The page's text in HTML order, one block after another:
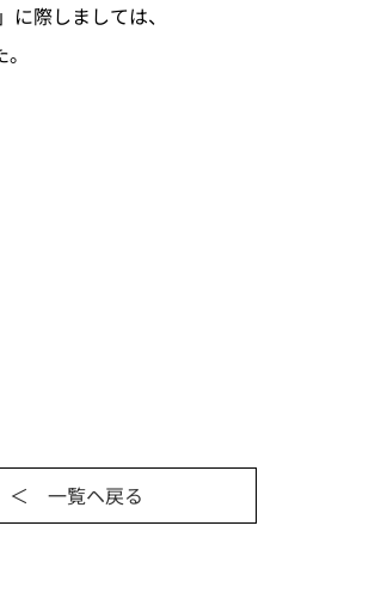
際しましては、
＜ 一覧ヘ戻る